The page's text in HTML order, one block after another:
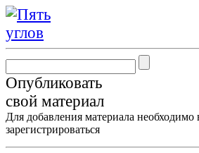
Опубликовать
свой материал
Для добавления материала необходимо
зарегистрироваться